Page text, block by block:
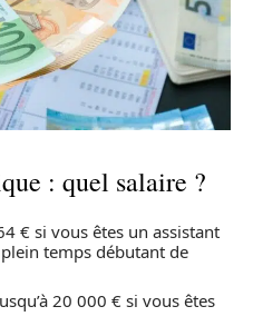
: quel salaire ?
€ si vous êtes un assistant
temps débutant de
20 000 € si vous êtes